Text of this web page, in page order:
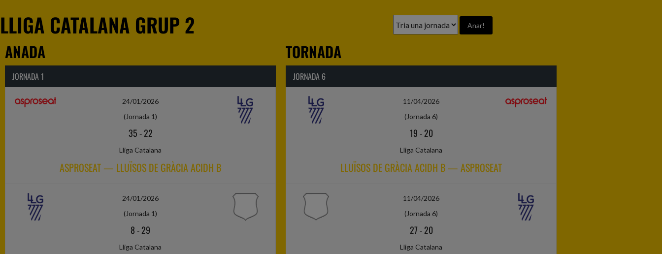
LLIGA CATALANA GRUP 2
ANADA
JORNADA 1
24/01/2026
(Jornada 1)
35-22
Lliga Catalana
ASPROSEAT — LLUÏSOS DE GRÀCIA ACIDH B
24/01/2026
(Jornada 1)
8-29
Lliga Catalana
TORNADA
JORNADA 6
11/04/2026
(Jornada 6)
19-20
Lliga Catalana
LLUÏSOS DE GRÀCIA ACIDH B — ASPROSEAT
11/04/2026
(Jornada 6)
27-20
Lliga Catalana